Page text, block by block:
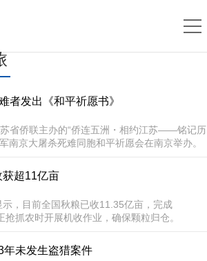
者发出《和平祈愿书》
侨联主办的“侨连五洲・相约江苏――铭记历
南京大屠杀死难同胞和平祈愿会在南京举办。
球60多个国家和地区的100多个华侨华人社团，
行同步公祭，悼念南京大屠杀死难者...
超11亿亩
，目前全国秋粮已收11.35亿亩，完成
抢抓农时开展机收作业，确保颗粒归仓。
标准春耕、精细化田管、高效率秋收等举措，
...
年未发生盗猎案件